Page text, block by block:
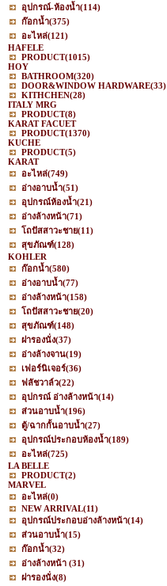
อุปกรณ์-ห้องน้ำ(114)
ก๊อกน้ำ(375)
อะไหล่(121)
HAFELE
PRODUCT(1015)
HOY
BATHROOM(320)
DOOR&WINDOW HARDWARE(33)
KITHCHEN(28)
ITALY MRG
PRODUCT(8)
KARAT FACUET
PRODUCT(1370)
KUCHE
PRODUCT(5)
KARAT
อะไหล่(749)
อ่างอาบน้ำ(51)
อุปกรณ์ห้องน้ำ(21)
อ่างล้างหน้า(71)
โถปัสสาวะชาย(11)
สุขภัณฑ์(128)
KOHLER
ก๊อกน้ำ(580)
อ่างอาบน้ำ(77)
อ่างล้างหน้า(158)
โถปัสสาวะชาย(20)
สุขภัณฑ์(148)
ฝารองนั่ง(37)
อ่างล้างจาน(19)
เฟอร์นิเจอร์(36)
ฟลัชวาล์ว(22)
อุปกรณ์ อ่างล้างหน้า(14)
ส่วนอาบน้ำ(196)
ตู้/ฉากกั้นอาบน้ำ(27)
อุปกรณ์ประกอบห้องน้ำ(189)
อะไหล่(725)
LA BELLE
PRODUCT(2)
MARVEL
อะไหล่(0)
NEW ARRIVAL(11)
อุปกรณ์ประกอบอ่างล้างหน้า(14)
ส่วนอาบน้ำ(15)
ก๊อกน้ำ(32)
อ่างล้างหน้า (31)
ฝารองนั่ง(8)